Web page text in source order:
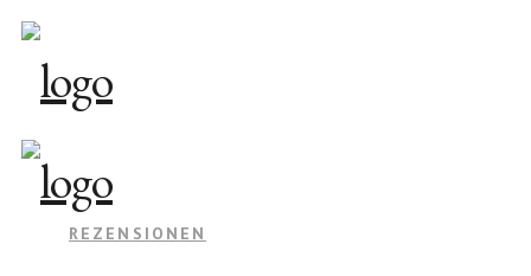
REZENSIONEN